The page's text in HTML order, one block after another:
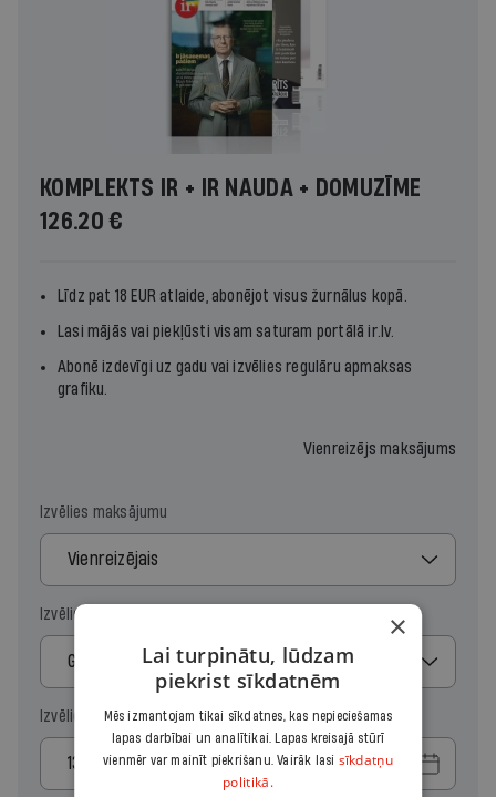
KOMPLEKTS IR + IR NAUDA + DOMUZĪME
126.20 €
Līdz pat 18 EUR atlaide, abonējot visus žurnālus kopā.
Lasi mājās vai piekļūsti visam saturam portālā ir.lv.
Abonē izdevīgi uz gadu vai izvēlies regulāru apmaksas
grafiku.
Vienreizējs maksājums
Izvēlies maksājumu
Vienreizējais
Izvēlies periodu
Gads
Izvēlies sākuma datumu
×
Lai turpinātu, lūdzam
piekrist sīkdatnēm
Mēs izmantojam tikai sīkdatnes, kas nepieciešamas
lapas darbībai un analītikai. Lapas kreisajā stūrī
vienmēr var mainīt piekrišanu. Vairāk lasi sīkdatņu
politikā.